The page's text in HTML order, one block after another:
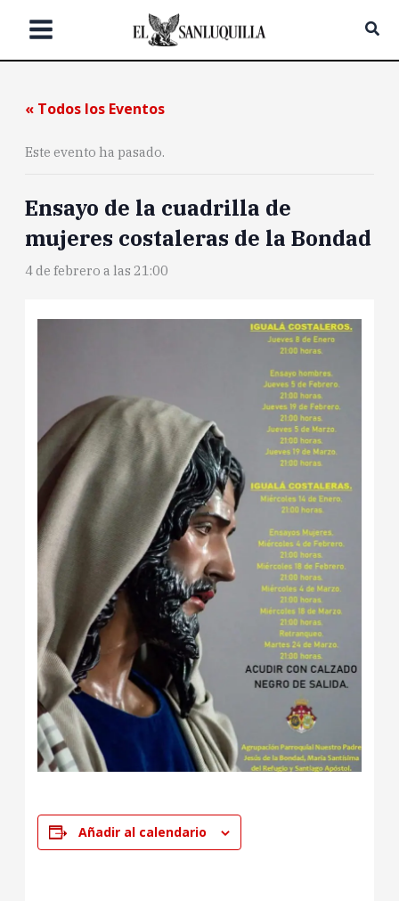
« Todos los Eventos
Este evento ha pasado.
Ensayo de la cuadrilla de
mujeres costaleras de la Bondad
4 de febrero a las 21:00
Añadir al calendario